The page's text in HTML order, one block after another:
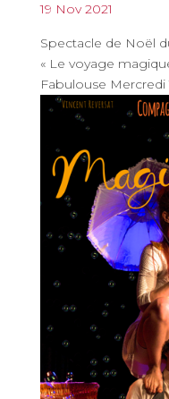
19 Nov 2021
Spectacle de Noël
« Le voyage
Fabulouse Mercredi